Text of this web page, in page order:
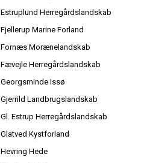
Estruplund Herregårdslandskab
Fjellerup Marine Forland
Fornæs Morænelandskab
Fævejle Herregårdslandskab
Georgsminde Issø
Gjerrild Landbrugslandskab
Gl. Estrup Herregårdslandskab
Glatved Kystforland
Hevring Hede